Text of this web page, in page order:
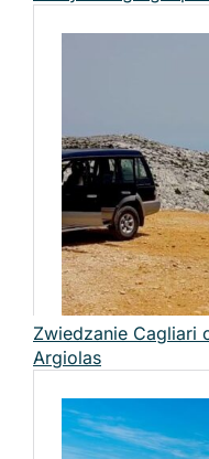
Zwiedzanie Cagliari
Argiolas